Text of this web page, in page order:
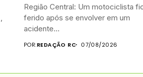
Região Central: Um motociclista
ferido após se envolver em um
acidente...
POR:REDAÇÃO RC 07/08/2026